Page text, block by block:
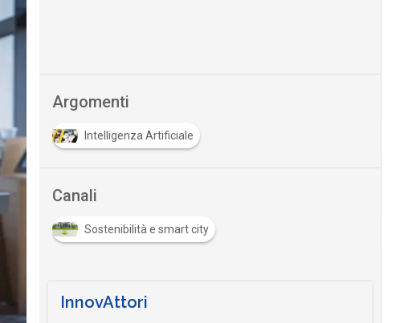
Argomenti
Intelligenza Artificiale
Canali
Sostenibilità e smart city
InnovAttori